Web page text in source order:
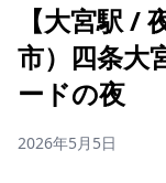
【大宮駅 /
市）四条大
ードの夜
2026年5月5日